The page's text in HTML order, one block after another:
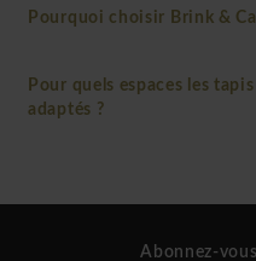
Pourquoi choisir Brink &
Pour quels espaces les
adaptés ?
Abonnez-